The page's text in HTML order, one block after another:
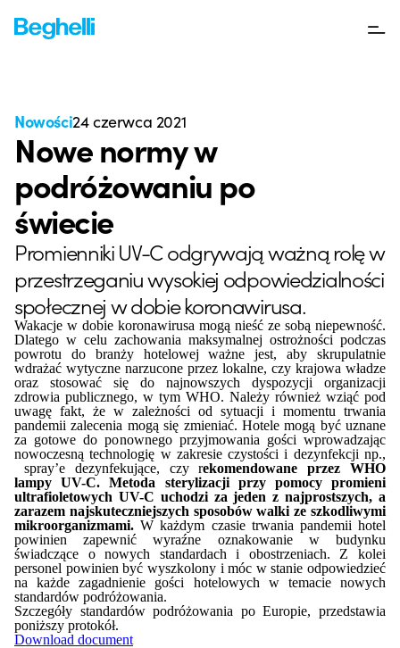
Nowości24 czerwca 2021
Nowe normy w
podróżowaniu po
świecie
Promienniki UV-C odgrywają ważną rolę w
przestrzeganiu wysokiej odpowiedzialności
społecznej w dobie koronawirusa.
Wakacje w dobie koronawirusa mogą nieść ze sobą niepewność.
Dlatego w celu zachowania maksymalnej ostrożności podczas
powrotu do branży hotelowej ważne jest, aby skrupulatnie
wdrażać wytyczne narzucone przez lokalne, czy krajowa władze
oraz stosować się do najnowszych dyspozycji organizacji
zdrowia publicznego, w tym WHO. Należy również wziąć pod
uwagę fakt, że w zależności od sytuacji i momentu trwania
pandemii zalecenia mogą się zmieniać. Hotele mogą być uznane
za gotowe do ponownego przyjmowania gości wprowadzając
nowoczesną technologię w zakresie czystości i dezynfekcji np.,
spray’e dezynfekujące, czy rekomendowane przez WHO
lampy UV-C. Metoda sterylizacji przy pomocy promieni
ultrafioletowych UV-C uchodzi za jeden z najprostszych, a
zarazem najskuteczniejszych sposobów walki ze szkodliwymi
mikroorganizmami. W każdym czasie trwania pandemii hotel
powinien zapewnić wyraźne oznakowanie w budynku
świadczące o nowych standardach i obostrzeniach. Z kolei
personel powinien być wyszkolony i móc w stanie odpowiedzieć
na każde zagadnienie gości hotelowych w temacie nowych
standardów podróżowania.
Szczegóły standardów podróżowania po Europie, przedstawia
poniższy protokół.
Download document